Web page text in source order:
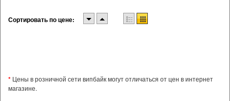
Сортировать по цене:
* Цены в розничной сети випбайк могут отличаться от цен в интернет
магазине.